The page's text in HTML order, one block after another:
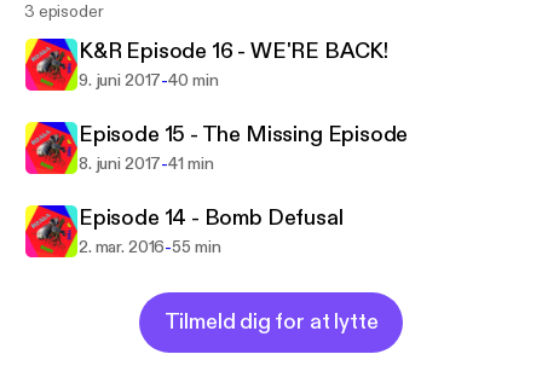
3 episoder
K&R Episode 16 - WE'RE BACK!
9. juni 2017-40 min
Episode 15 - The Missing Episode
8. juni 2017-41 min
Episode 14 - Bomb Defusal
2. mar. 2016-55 min
Tilmeld dig for at lytte